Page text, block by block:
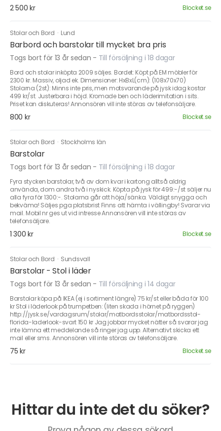
2 500 kr Blocket.se
Stolar och Bord · Lund
Barbord och barstolar till mycket bra pris
Togs bort för 13 år sedan - Till försäljning i 18 dagar
Bord och stolar inköpta 2009 säljes. Bordet: Köpt på EM möbler för
2300 kr. Massiv, oljad ek. Dimensioner: HxBxL(cm): (108x70x70)
Stolarna (2st): Minns inte pris, men motsvarande på jysk idag kostar
499 kr/st. Justerbara i höjd. Kromade ben och läderimitation i sits.
Priset kan diskuteras! Annonsören vill inte störas av telefonsäljare.
800 kr Blocket.se
Stolar och Bord · Stockholms län
Barstolar
Togs bort för 13 år sedan - Till försäljning i 18 dagar
Fyra stycken barstolar, två av dom kvar i kartong alltså aldrig
använda, dom andra två i nyskick. Köpta på jysk för 499:-/st säljer nu
alla fyra för 1300:-. Stolarna går att höja/sänka. Väldigt snygga och
bekväma! Säljes pga platsbrist Finns att hämta i vällingby! Svarar via
mail. Mobil nr ges ut vid intresse Annonsören vill inte störas av
telefonsäljare.
1 300 kr Blocket.se
Stolar och Bord · Sundsvall
Barstolar - Stol i läder
Togs bort för 13 år sedan - Till försäljning i 14 dagar
Barstolar köpa på IKEA (ej i sortiment längre) 75 kr/st eller båda för 100
kr Stol i läderlook på trumpetben: (liten skada i hörnet på ryggen)
http://jysk.se/vardagsrum/stolar/matbordsstolar/matbordsstol-
florida-laderlook-svart 150 kr Jag jobbar mycket nätter så svarar jag
inte lämna ett meddelande så ringer jag upp. Alternativt skicka ett
mail eller sms. Annonsören vill inte störas av telefonsäljare.
75 kr Blocket.se
Hittar du inte det du söker?